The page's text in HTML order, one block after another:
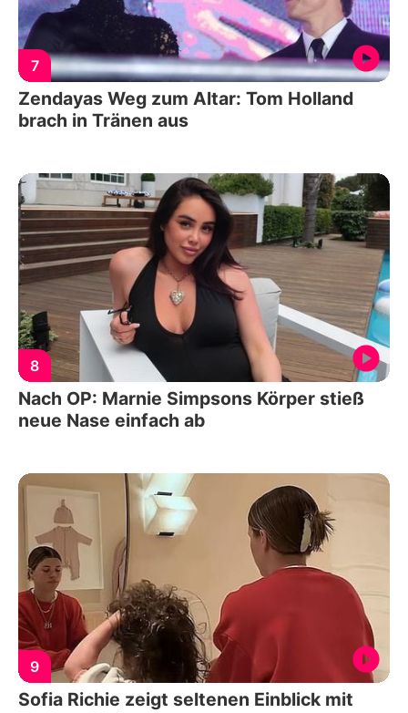
7
Zendayas Weg zum Altar: Tom Holland
brach in Tränen aus
8
Nach OP: Marnie Simpsons Körper stieß
neue Nase einfach ab
9
Sofia Richie zeigt seltenen Einblick mit